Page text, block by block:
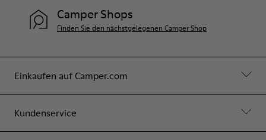
Einkaufen auf Camper.com
Kundenservice
Camper Shops
Finden Sie den nächstgelegenen Camper Shop